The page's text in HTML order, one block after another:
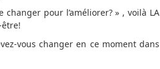
pour l’améliorer? » , voilà LA
vous changer en ce moment dans